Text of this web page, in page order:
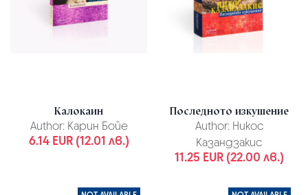
Калокаин
Author: Карин Бойе
6.14 EUR (12.01 лв.)
Последното изкушение
Author: Никос
Казандзакис
11.25 EUR (22.00 лв.)